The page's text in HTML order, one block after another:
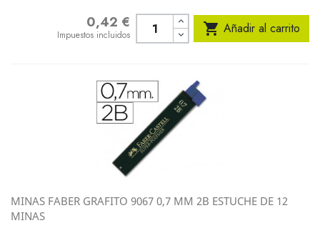
0,42 €
Impuestos incluidos  Añadir al carrito
MINAS FABER GRAFITO 9067 0,7 MM 2B ESTUCHE DE 12
MINAS